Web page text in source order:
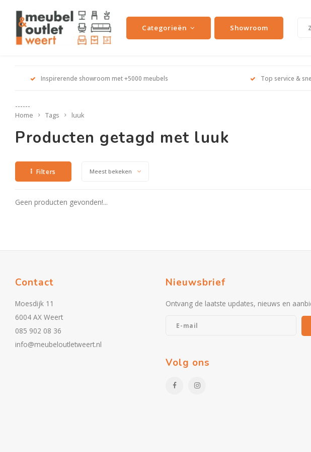
Categorieën Showroom
Inspirerende showroom met +5000 meubels Top service &
------
Home Tags luuk
Producten getagd met luuk
Filters Meest bekeken
Geen producten gevonden!...
Contact
Moesdijk 11
6004 AX Weert
085 902 08 36
info@meubeloutletweert.nl
Nieuwsbrief
Ontvang de laatste updates, nieuws en
Volg ons